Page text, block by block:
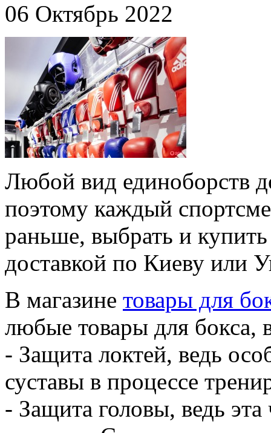
06 Октябрь 2022
Любой вид единоборств
поэтому каждый
раньше, выбрать и
доставкой по Киеву или
В магазине товары для
любые товары для бокса,
- Защита локтей, ведь
суставы в процессе
- Защита головы, ведь эта